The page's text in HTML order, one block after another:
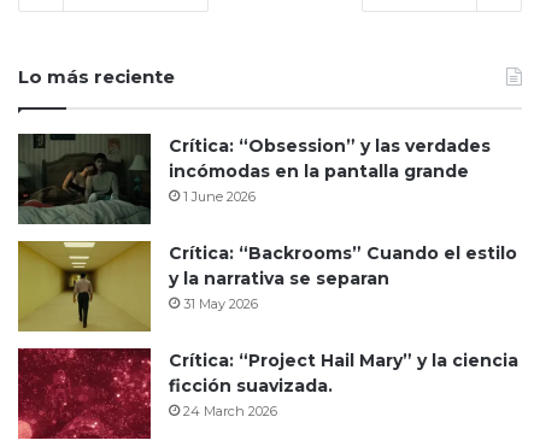
Lo más reciente
Crítica: “Obsession” y las verdades
incómodas en la pantalla grande
1 June 2026
Crítica: “Backrooms” Cuando el estilo
y la narrativa se separan
31 May 2026
Crítica: “Project Hail Mary” y la ciencia
ficción suavizada.
24 March 2026